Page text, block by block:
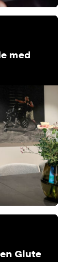
med
Glute